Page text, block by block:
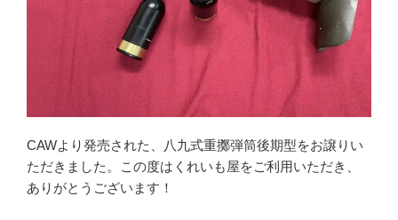
日本刀・模造刀
アーチェリー
アウトドア用品
買取メーカー
東京マルイ
CAWより発売された、八九式重擲弾筒後期型をお譲りい
ただきました。この度はくれいも屋をご利用いただき、
ありがとうございます！